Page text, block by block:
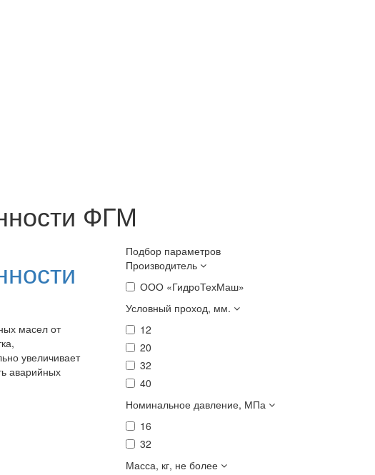
ФГМ
Подбор параметров
Производитель
ООО «ГидроТехМаш»
Условный проход, мм.
12
20
32
40
Номинальное давление, МПа
16
32
Масса, кг, не более
масел от
увеличивает
аварийных